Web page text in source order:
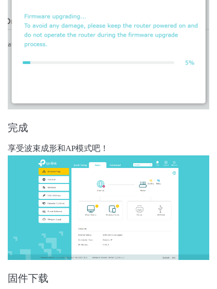
完成
享受波束成形和AP模式吧！
固件下载